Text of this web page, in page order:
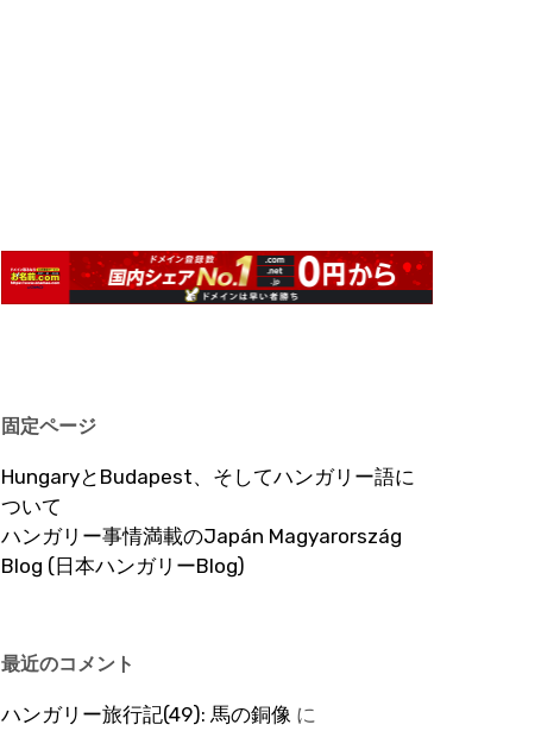
固定ページ
HungaryとBudapest、そしてハンガリー語に
ついて
ハンガリー事情満載のJapán Magyarország
Blog (日本ハンガリーBlog)
最近のコメント
ハンガリー旅行記(49): 馬の銅像 に